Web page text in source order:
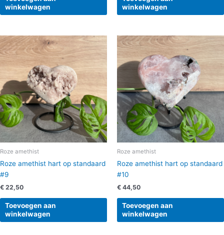
winkelwagen
winkelwagen
Roze amethist
Roze amethist hart op standaard
#9
€ 22,50
Toevoegen aan
winkelwagen
Roze amethist
Roze amethist hart op standaard
#10
€ 44,50
Toevoegen aan
winkelwagen